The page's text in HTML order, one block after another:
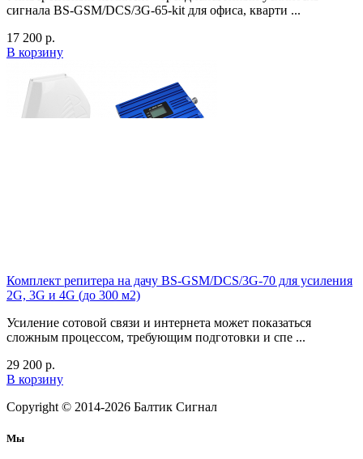
сигнала BS-GSM/DCS/3G-65-kit для офиса, кварти ...
17 200 р.
В корзину
Комплект репитера на дачу BS-GSM/DCS/3G-70 для усиления
2G, 3G и 4G (до 300 м2)
Усиление сотовой связи и интернета может показаться
сложным процессом, требующим подготовки и спе ...
29 200 р.
В корзину
Copyright © 2014-2026 Балтик Сигнал
Мы